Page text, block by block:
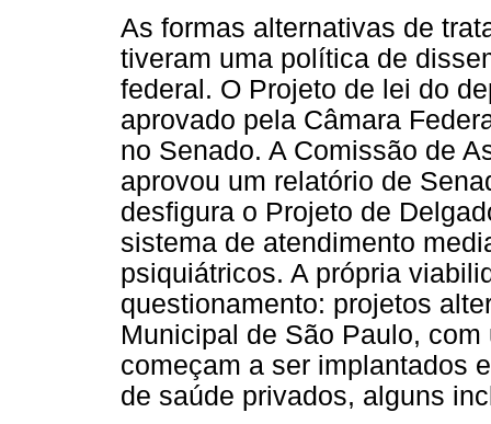
As formas alternativas de
tiveram uma política de
federal. O Projeto de lei do
aprovado pela Câmara
no Senado. A Comissão de
aprovou um relatório de
desfigura o Projeto de
sistema de atendimento
psiquiátricos. A própria
questionamento: projetos
Municipal de São Paulo,
começam a ser implantados
de saúde privados, alguns